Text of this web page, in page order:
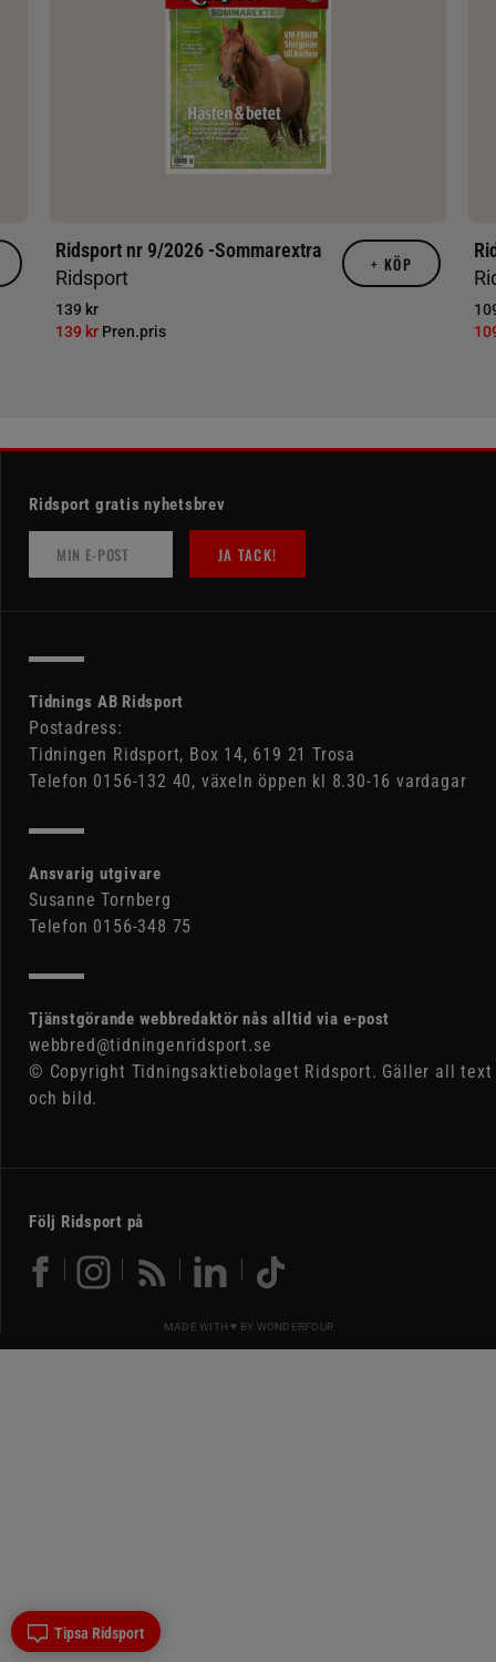
Ridsport nr 9/2026 -Sommarextra
Ridsport
139 kr
139 kr Pren.pris
+ KÖP
Tipsa Ridsport
Ridsport gratis nyhetsbrev
JA TACK!
Tidnings AB Ridsport
Postadress:
Tidningen Ridsport, Box 14, 619 21 Trosa
Telefon 0156-132 40, växeln öppen kl 8.30-16 vardagar
Ansvarig utgivare
Susanne Tornberg
Telefon 0156-348 75
Tjänstgörande webbredaktör nås alltid via e-post
webbred@tidningenridsport.se
© Copyright Tidningsaktiebolaget Ridsport. Gäller all text
och bild.
Följ Ridsport på
MADE WITH ♥ BY WONDERFOUR